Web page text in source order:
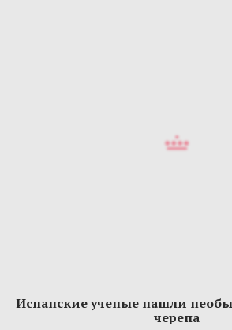
Испанские ученые нашли
черепа